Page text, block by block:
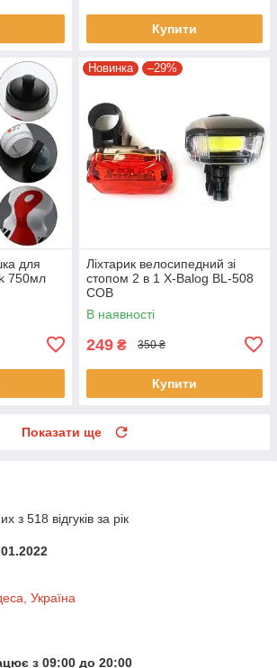
Купити
для
750мл
Новинка –29%
Ліхтарик велосипедний зі
стопом 2 в 1 X-Balog BL-508
COB
В наявності
249 ₴ 350 ₴
Купити
Показати ще
з 518 відгуків за рік
Україна
з 09:00 до 20:00